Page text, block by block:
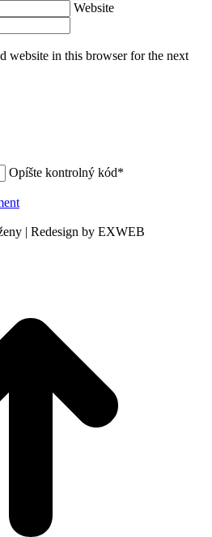
Website
website in this browser for the next
Opíšte kontrolný kód*
| Redesign by EXWEB